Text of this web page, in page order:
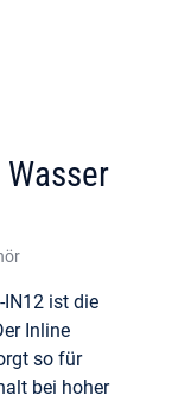
ist die
Inline
so für
bei hoher